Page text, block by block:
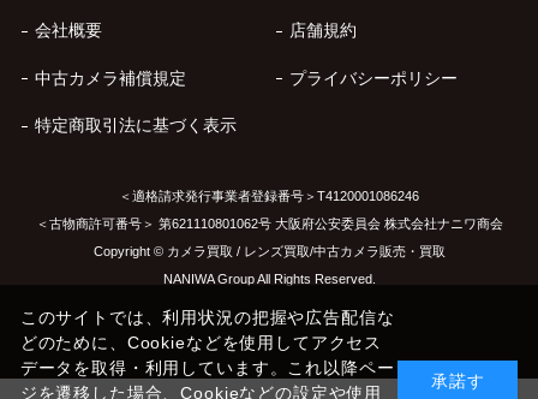
会社概要 店舗規約
中古カメラ補償規定 プライバシーポリシー
特定商取引法に基づく表示
＜適格請求発行事業者登録番号＞T4120001086246
＜古物商許可番号＞ 第621110801062号 大阪府公安委員会 株式会社ナニワ商会
Copyright © カメラ買取 / レンズ買取/中古カメラ販売・買取
NANIWA Group All Rights Reserved.
このサイトでは、利用状況の把握や広告配信な
どのために、Cookieなどを使用してアクセス
データを取得・利用しています。これ以降ペー
ジを遷移した場合、Cookieなどの設定や使用
承諾す